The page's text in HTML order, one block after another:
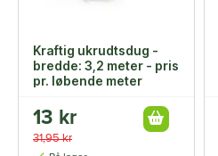
Kraftig ukrudtsdug -
bredde: 3,2 meter - pris
pr. løbende meter
13 kr
31,95 kr